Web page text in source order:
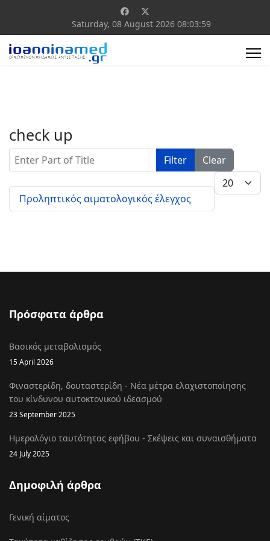
Saturday, 08 August 2026 08:03:59
check up
Enter Part of Title Filter
Clear
Display #
Προληπτικός αιματολογικός έλεγχος
Πρόσφατα άρθρα
Βασικός μεταβολισμός
15 April 2026
Φιναστερίδη, δουταστερίδη - Νέα μέτρα ελαχιστοποίησης
του κίνδυνου αυτοκτονικού ιδεασμού
23 September 2025
Ημερολόγιο ταυτότητας εφήβου - Σκέψεις και συναισθήματα
24 July 2025
Δημοφιλή άρθρα
Γενική αίματος